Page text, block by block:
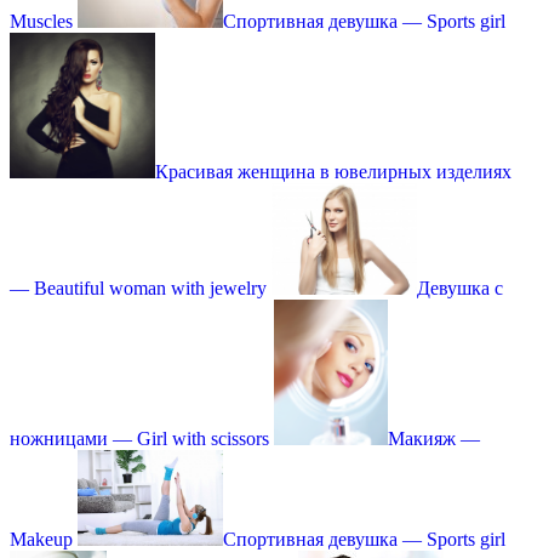
Muscles Спортивная девушка — Sports girl
Красивая женщина в ювелирных изделиях
— Beautiful woman with jewelry Девушка с
ножницами — Girl with scissors Макияж —
Makeup Спортивная девушка — Sports girl